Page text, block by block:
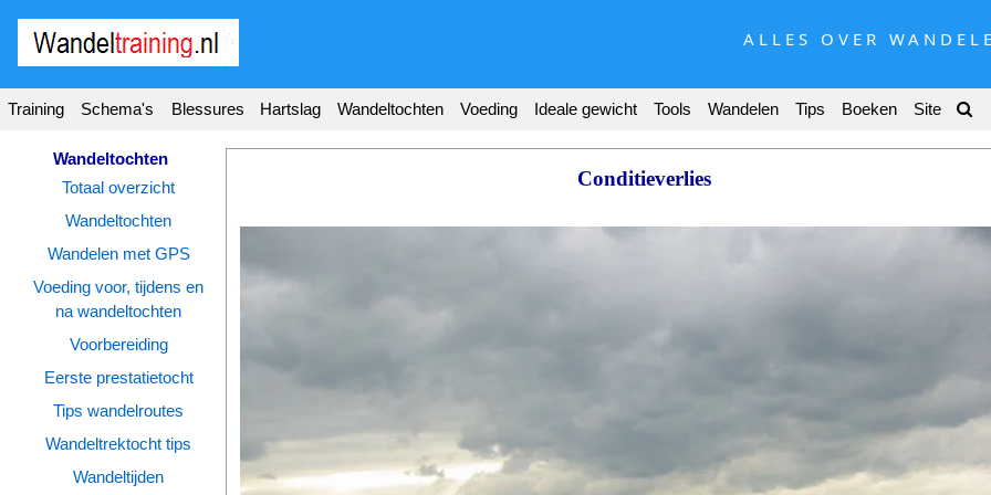
ALLES OVER
Training Schema's Blessures Hartslag Wandeltochten Voeding Ideale gewicht Tools Wandelen Tips Boeken Site
Wandeltochten
Totaal overzicht
Wandeltochten
Wandelen met GPS
Voeding voor, tijdens en
na wandeltochten
Voorbereiding
Eerste prestatietocht
Tips wandelroutes
Wandeltrektocht tips
Wandeltijden
Homepage
Wandelschema's
Wandelblessures
Wandeltochten
Sportvoeding
Conditieverlies